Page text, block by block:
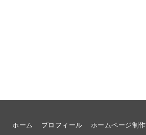
ホーム プロフィール ホームページ制作